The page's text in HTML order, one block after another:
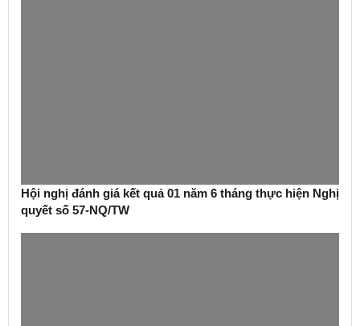
Hội nghị đánh giá kết quả 01 năm 6 tháng thực hiện Nghị
quyết số 57-NQ/TW